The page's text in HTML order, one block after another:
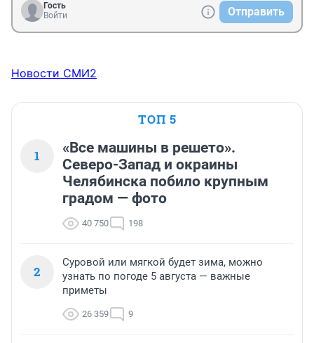
Гость
Войти
Отправить
Новости СМИ2
ТОП 5
1
«Все машины в решето».
Северо-Запад и окраины
Челябинска побило крупным
градом — фото
40 750 198
2
Суровой или мягкой будет зима, можно
узнать по погоде 5 августа — важные
приметы
26 359 9